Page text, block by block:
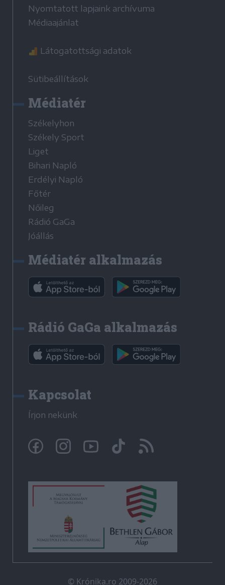
Nyomtatott lapjaink archívuma
Médiaajánlat
Látogatottsági adatok
Sütibeállítások
Médiatér
Székelyhon
Székely Sport
Liget
Bihari Napló
Erdélyi Napló
Főtér
Nőileg
Rádió GaGa
Jóállás
Médiatér alkalmazás
Rádió GaGa alkalmazás
Kapcsolat
Írjon nekünk
© Krónika.ro 2009-2026